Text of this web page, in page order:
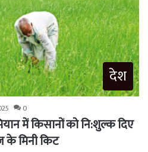
देश
0
में किसानों को नि:शुल्क दिए
के मिनी किट